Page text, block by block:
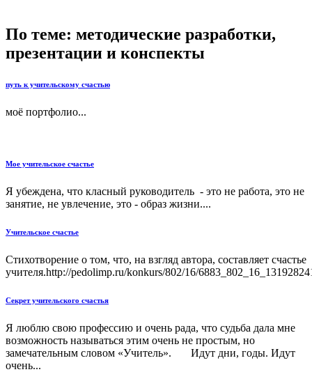
По теме: методические разработки,
презентации и конспекты
путь к учительскому счастью
моё портфолио...
Мое учительское счастье
Я убеждена, что класный руководитель - это не работа, это не
занятие, не увлечение, это - образ жизни....
Учительское счастье
Стихотворение о том, что, на взгляд автора, составляет счастье
учителя.http://pedolimp.ru/konkurs/802/16/
Секрет учительского счастья
Я люблю свою профессию и очень рада, что судьба дала мне
возможность называться этим очень не простым, но
замечательным словом «Учитель». Идут дни, годы. Идут
очень...